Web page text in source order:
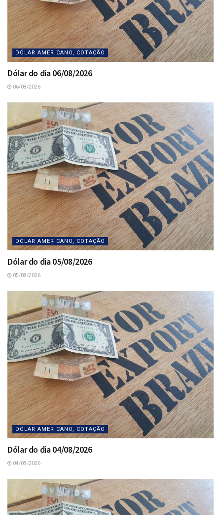
DÓLAR AMERICANO, COTAÇÃO
Dólar do dia 06/08/2026
06/08/2026
DÓLAR AMERICANO, COTAÇÃO
Dólar do dia 05/08/2026
05/08/2026
DÓLAR AMERICANO, COTAÇÃO
Dólar do dia 04/08/2026
04/08/2026